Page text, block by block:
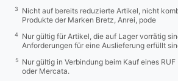
3
Nicht auf bereits reduzierte Artikel, nicht
Produkte der Marken Bretz, Anrei, pode
4
Nur gültig für Artikel, die auf Lager vorrätig
Anforderungen für eine Auslieferung erfüllt
5
Nur gültig in Verbindung beim Kauf eines
oder Mercata.